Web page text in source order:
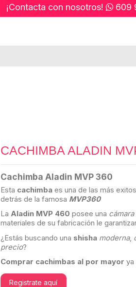
¡Contacta con nosotros! 609
CACHIMBA ALADIN
Cachimba Aladin MVP 360
Esta cachimbaes una de las más
detrás de la famosa MVP360
La Aladin MVP 460 posee una
materiales de su fabricación le
¿Estás buscando una shisha moderna,
precio?
Comprar cachimbas al por mayor ya
Registrate aquí